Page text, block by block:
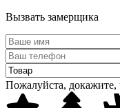
Вызвать замерщика
Пожалуйста, докажите,